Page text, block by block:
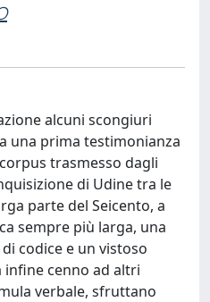
alcuni scongiuri
una prima testimonianza
trasmesso dagli
di Udine tra le
parte del Seicento, a
sempre più larga, una
codice e un vistoso
cenno ad altri
verbale, sfruttano